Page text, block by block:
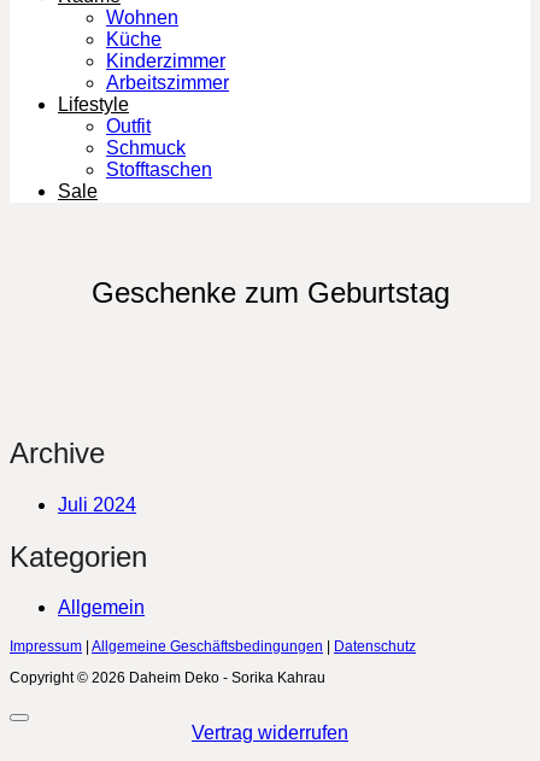
Wohnen
Küche
Kinderzimmer
Arbeitszimmer
Lifestyle
Outfit
Schmuck
Stofftaschen
Sale
Geschenke zum Geburtstag
Archive
Juli 2024
Kategorien
Allgemein
Impressum Allgemeine Geschäftsbedingungen
Datenschutz
Copyright © 2026 Daheim Deko - Sorika Kahrau
Vertrag widerrufen